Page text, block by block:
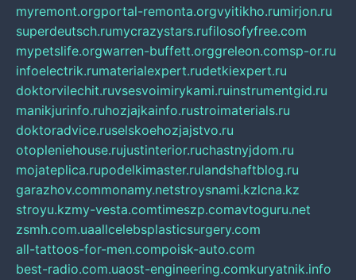
myremont.orgportal-remonta.orgvyitikho.rumirjon.ru
superdeutsch.rumycrazystars.rufilosofyfree.com
mypetslife.orgwarren-buffett.orggreleon.comsp-or.ru
infoelectrik.rumaterialexpert.rudetkiexpert.ru
doktorvilechit.ruvsesvoimirykami.ruinstrumentgid.ru
manikjurinfo.ruhozjajkainfo.rustroimaterials.ru
doktoradvice.ruselskoehozjajstvo.ru
otopleniehouse.rujustinterior.ruchastnyjdom.ru
mojateplica.rupodelkimaster.rulandshaftblog.ru
garazhov.commonamy.netstroysnami.kzlcna.kz
stroyu.kzmy-vesta.comtimeszp.comavtoguru.net
zsmh.com.uaallcelebsplasticsurgery.com
all-tattoos-for-men.compoisk-auto.com
best-radio.com.uaost-engineering.comkuryatnik.info